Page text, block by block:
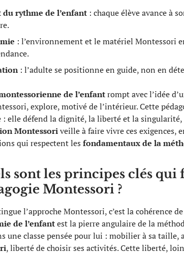
du rythme de l’enfant : chaque élève avance à
: l’environnement et le matériel Montessori
: l’adulte se positionne en guide, non en
de l’enfantrompt avec l’idée
explore, motivé de l’intérieur. Cette
: elle défend la dignité, la liberté et la
Montessoriveille à faire vivre ces exigences,
qui respectent les fondamentaux de la
sont les principes clés qui
Montessori ?
l’approche Montessori, c’est la cohérence de
de l’enfantest la pierre angulaire de la
une classe pensée pour lui : mobilier à sa taille,
, liberté de choisir ses activités. Cette liberté,